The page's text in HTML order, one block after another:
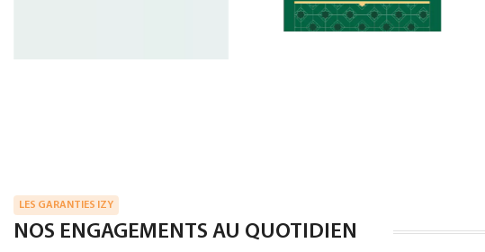
LES GARANTIES IZY
NOS ENGAGEMENTS AU QUOTIDIEN